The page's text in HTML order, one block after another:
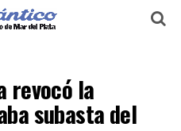
revocó la
subasta del